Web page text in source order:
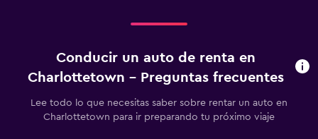
Conducir un auto de renta en
Charlottetown - Preguntas frecuentes
Lee todo lo que necesitas saber sobre rentar un auto en
Charlottetown para ir preparando tu próximo viaje